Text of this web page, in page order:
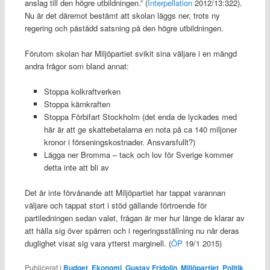
anslag till den högre utbildningen.” (Interpellation 2012/13:322).
Nu är det däremot bestämt att skolan läggs ner, trots ny
regering och påstådd satsning på den högre utbildningen.
Förutom skolan har Miljöpartiet svikit sina väljare i en mängd
andra frågor som bland annat:
Stoppa kolkraftverken
Stoppa kärnkraften
Stoppa Förbifart Stockholm (det enda de lyckades med
här är att ge skattebetalarna en nota på ca 140 miljoner
kronor i förseningskostnader. Ansvarsfullt?)
Lägga ner Bromma – tack och lov för Sverige kommer
detta inte att bli av
Det är inte förvånande att Miljöpartiet har tappat varannan
väljare och tappat stort i stöd gällande förtroende för
partiledningen sedan valet, frågan är mer hur länge de klarar av
att hålla sig över spärren och i regeringsställning nu när deras
duglighet visat sig vara ytterst marginell. (ÖP 19/1 2015)
Publicerat i Budget, Ekonomi, Gustav Fridolin, Miljöpartiet, Politik,